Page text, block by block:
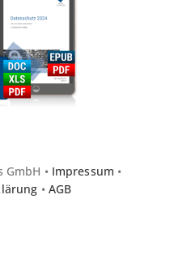
• Impressum •
• AGB